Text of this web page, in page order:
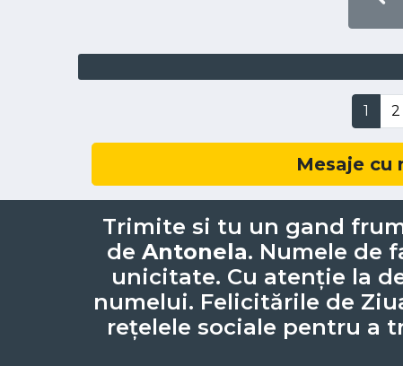
1 2
Mesaje cu
Trimite si tu un gand
de Antonela. Numele de
unicitate. Cu atenție la
numelui. Felicitările de
rețelele sociale pentru a